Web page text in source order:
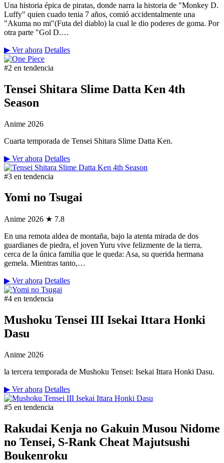
Una historia épica de piratas, donde narra la historia de "Monkey D.
Luffy" quien cuado tenia 7 años, comió accidentalmente una
"Akuma no mi"(Futa del diablo) la cual le dio poderes de goma. Por
otra parte "Gol D.…
▶ Ver ahora Detalles
#2 en tendencia
Tensei Shitara Slime Datta Ken 4th
Season
Anime 2026
Cuarta temporada de Tensei Shitara Slime Datta Ken.
▶ Ver ahora Detalles
#3 en tendencia
Yomi no Tsugai
Anime 2026 ★ 7.8
En una remota aldea de montaña, bajo la atenta mirada de dos
guardianes de piedra, el joven Yuru vive felizmente de la tierra,
cerca de la única familia que le queda: Asa, su querida hermana
gemela. Mientras tanto,…
▶ Ver ahora Detalles
#4 en tendencia
Mushoku Tensei III Isekai Ittara Honki
Dasu
Anime 2026
la tercera temporada de Mushoku Tensei: Isekai Ittara Honki Dasu.
▶ Ver ahora Detalles
#5 en tendencia
Rakudai Kenja no Gakuin Musou Nidome
no Tensei, S-Rank Cheat Majutsushi
Boukenroku